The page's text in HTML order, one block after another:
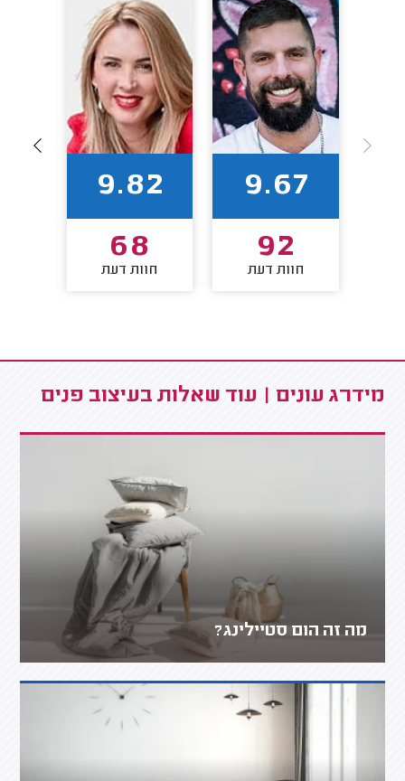
9.67
92
חוות דעת
9.82
68
חוות דעת
מידרג עונים | עוד שאלות בעיצוב פנים
מה זה הום סטיילינג?